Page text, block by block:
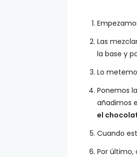
Las
la base y
Lo
Ponemos
añadimos
el
Cuando
Por último,